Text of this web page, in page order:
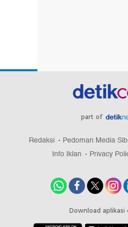
part of
Redaksi Pedoman Media
Info Iklan
Privacy
Download